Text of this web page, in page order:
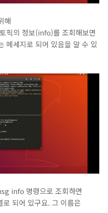
해
의 정보(info)를 조회해보면
세지로 되어 있음을 알 수 있
info 명령으로 조회하면
되어 있구요. 그 이름은